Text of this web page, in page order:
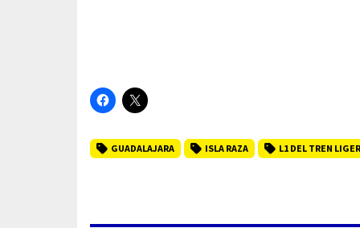
GUADALAJARA ISLA RAZA L1 DEL TREN